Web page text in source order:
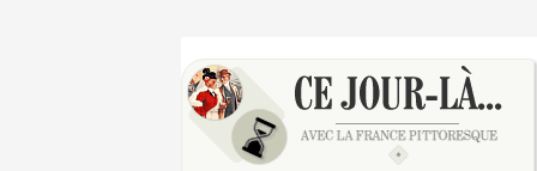
1er août 1589 : Henri III est poignardé à
par Jacques Clément, moine jacobin 1ER AOÛT
31 juillet 1899 : décret instaurant les
boîtes aux lettres en fonte de Léon
les siècles
27 mai 1610 : supplice de François
du roi Henri IV
Pierre qui roule n'amasse pas mousse
Qui aime bien châtie bien